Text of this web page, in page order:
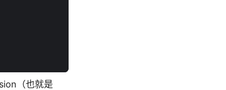
（也就是